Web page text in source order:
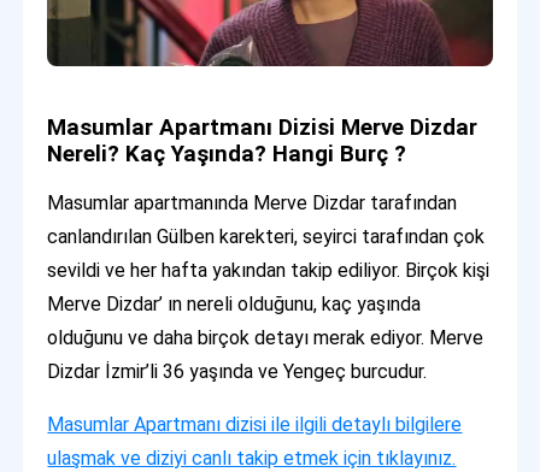
Masumlar Apartmanı Dizisi Merve Dizdar
Nereli? Kaç Yaşında? Hangi Burç ?
Masumlar apartmanında Merve Dizdar tarafından
canlandırılan Gülben karekteri, seyirci tarafından çok
sevildi ve her hafta yakından takip ediliyor. Birçok kişi
Merve Dizdar’ ın nereli olduğunu, kaç yaşında
olduğunu ve daha birçok detayı merak ediyor. Merve
Dizdar İzmir’li 36 yaşında ve Yengeç burcudur.
Masumlar Apartmanı dizisi ile ilgili detaylı bilgilere
ulaşmak ve diziyi canlı takip etmek için tıklayınız.